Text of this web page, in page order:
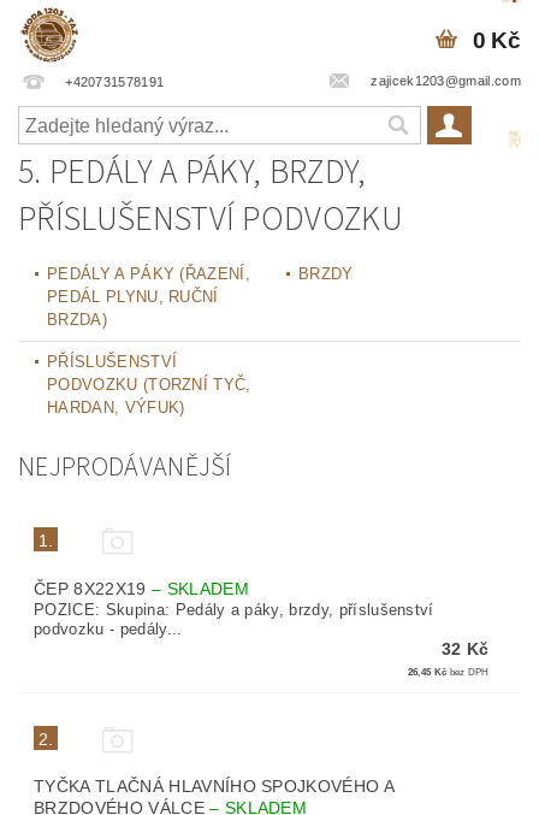
+420731578191 zajicek1203@gmail.com
0 Kč
5. PEDÁLY A PÁKY, BRZDY,
PŘÍSLUŠENSTVÍ PODVOZKU
PEDÁLY A PÁKY (ŘAZENÍ,
PEDÁL PLYNU, RUČNÍ
BRZDA)
BRZDY
PŘÍSLUŠENSTVÍ
PODVOZKU (TORZNÍ TYČ,
HARDAN, VÝFUK)
NEJPRODÁVANĚJŠÍ
1.
ČEP 8X22X19 – SKLADEM
POZICE: Skupina: Pedály a páky, brzdy, příslušenství
podvozku - pedály...
32 Kč
26,45 Kč bez DPH
2.
TYČKA TLAČNÁ HLAVNÍHO SPOJKOVÉHO A
BRZDOVÉHO VÁLCE– SKLADEM